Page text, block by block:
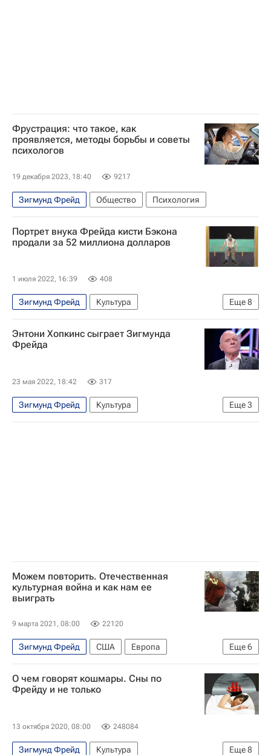
Фрустрация: что такое, как
проявляется, методы борьбы и советы
психологов
19 декабря 2023, 18:40 9217
Зигмунд Фрейд Общество Психология
Портрет внука Фрейда кисти Бэкона
продали за 52 миллиона долларов
1 июля 2022, 16:39 408
Еще8
Зигмунд Фрейд
Культура
Новости культуры
Искусство
Фрэнсис Бэкон
Люсьен Фрейд
Культура
Энтони Хопкинс сыграет Зигмунда
Фрейда
23 мая 2022, 18:42 317
Еще3
Зигмунд Фрейд
Культура
Новости культуры
Энтони Хопкинс Кино
Можем повторить. Отечественная
культурная война и как нам ее
выиграть
9 марта 2021, 08:00 22120
Еще6
Зигмунд Фрейд США
Европа
Александр Невзоров*
Йозеф Геббельс
ГУЛаг
Латинская Америка
О чем говорят кошмары. Сны по
Фрейду и не только
13 октября 2020, 08:00 248084
Еще8
Зигмунд Фрейд
Культура